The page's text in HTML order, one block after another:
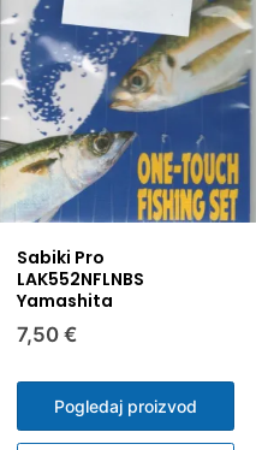
Sabiki Pro
LAK552NFLNBS
Yamashita
7,50 €
Pogledaj proizvod